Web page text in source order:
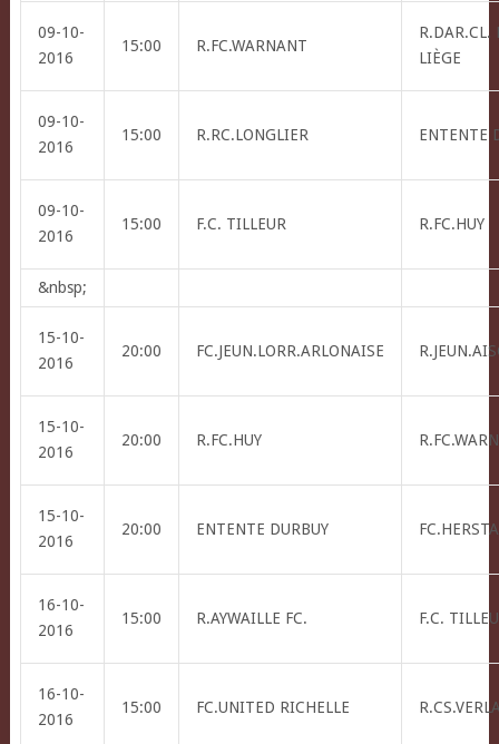
09-10-
2016
15:00 R.FC.WARNANT
R.DAR.CL.
LIÈGE
09-10-
2016
15:00 R.RC.LONGLIER ENTENTE
09-10-
2016
15:00 F.C. TILLEUR R.FC.HUY
&nbsp;
15-10-
2016
20:00 FC.JEUN.LORR.ARLONAISE
15-10-
2016
20:00 R.FC.HUY
15-10-
2016
20:00 ENTENTE DURBUY
16-10-
2016
15:00 R.AYWAILLE FC. F.C.
16-10-
2016
15:00 FC.UNITED RICHELLE